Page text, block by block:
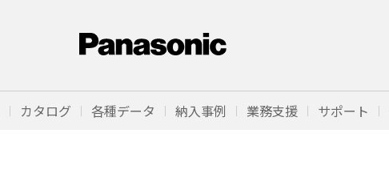
カタログ 各種データ 納入事例 業務支援 サポート